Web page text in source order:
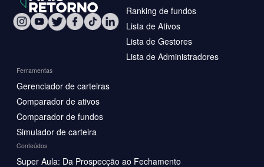
Ranking de fundos
Lista de Ativos
Lista de Gestores
Lista de Administradores
Ferramentas
Gerenciador de carteiras
Comparador de ativos
Comparador de fundos
Simulador de carteira
Conteúdos
Super Aula: Da Prospecção ao Fechamento